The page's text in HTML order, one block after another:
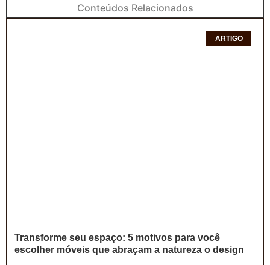
Conteúdos Relacionados
ARTIGO
Transforme seu espaço: 5 motivos para você
escolher móveis que abraçam a natureza o design